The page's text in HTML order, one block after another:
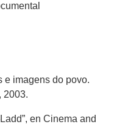
e imagens do povo.
2003.
en Cinema and